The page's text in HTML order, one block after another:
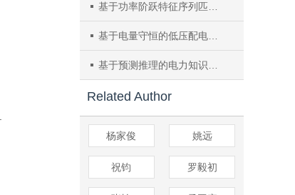
基于功率阶跃特征序列匹配的户变关系识别算法
基于电量守恒的低压配电台区拓扑识别算法
基于预测推理的电力知识图谱近似查询方法
Related Author
杨家俊 姚远
祝钧 罗毅初